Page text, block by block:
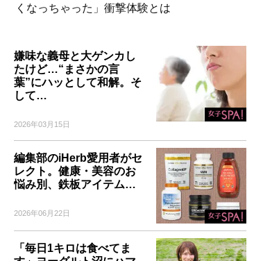
くなっちゃった」衝撃体験とは
嫌味な義母と大ゲンカし
たけど…“まさかの言
葉”にハッとして和解。そ
して…
2026年03月15日
編集部のiHerb愛用者がセ
レクト。健康・美容のお
悩み別、鉄板アイテム…
2026年06月22日
「毎日1キロは食べてま